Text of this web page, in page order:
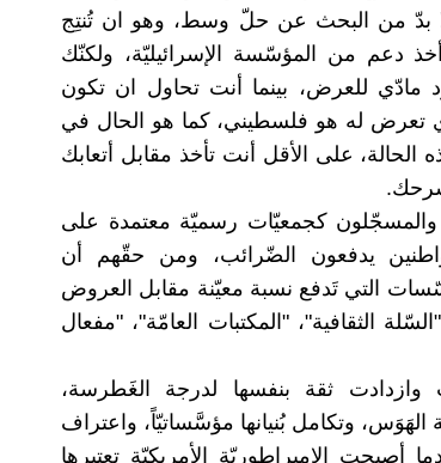
بدّ من البحث عن حلّ وسط، وهو ان تُنتِج
دعم من المؤسّسة الإسرائيليّة، ولكنّك
للعرض، بينما أنت تحاول ان تكون
تعرض له هو فلسطيني، كما هو الحال في
الحالة، على الأقل أنت تأخذ مقابل أتعابك
والمسجّلون كجمعيّات رسميّة معتمدة على
يدفعون الضّرائب، ومن حقّهم أن
التي تَدفع نسبة معيّنة مقابل العروض
الثقافية"، "المكتبات العامّة"، "مفعال
ثقة بنفسها لدرجة الغَطرسة،
الهَوَس، وتكامل بُنيانها مؤسَّساتيّاً، واعتراف
أصبحت الامبراطوريّة الأمريكيّة تعتبرها